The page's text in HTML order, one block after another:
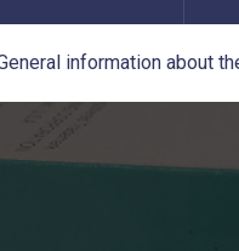
information about